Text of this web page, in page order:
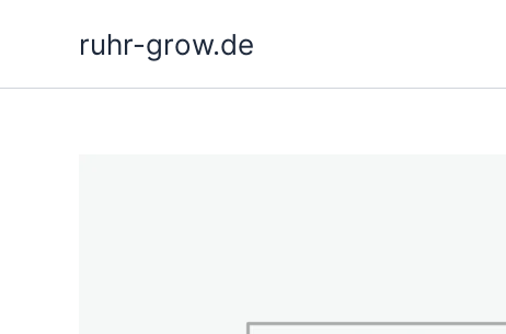
ruhr-grow.de